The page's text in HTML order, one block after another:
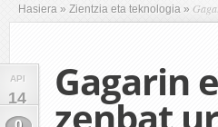
Hasiera » Zientzia eta teknologia »
API
14
Gagarin